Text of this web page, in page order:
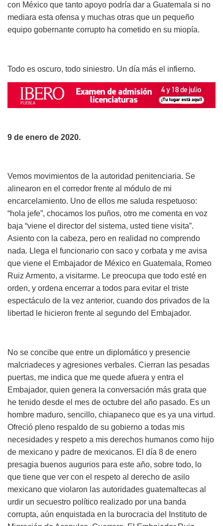
con México que tanto apoyo podría dar a Guatemala si no
mediara esta ofensa y muchas otras que un pequeño
equipo gobernante corrupto ha cometido en su miopía.
Todo es oscuro, todo siniestro. Un día más el infierno.
9 de enero de 2020.
Vemos movimientos de la autoridad penitenciaria. Se
alinearon en el corredor frente al módulo de mi
encarcelamiento. Uno de ellos me saluda respetuoso:
“hola jefe”, chocamos los puños, otro me comenta en voz
baja “viene el director del sistema, usted tiene visita”.
Asiento con la cabeza, pero en realidad no comprendo
nada. Llega el funcionario con saco y corbata y me avisa
que viene el Embajador de México en Guatemala, Romeo
Ruiz Armento, a visitarme. Le preocupa que todo esté en
orden, y ordena encerrar a todos para evitar el triste
espectáculo de la vez anterior, cuando dos privados de la
libertad le hicieron frente al segundo del Embajador.
No se concibe que entre un diplomático y presencie
malcriadeces y agresiones verbales. Cierran las pesadas
puertas, me indica que me quede afuera y entra el
Embajador, quien genera la conversación más grata que
he tenido desde el mes de octubre del año pasado. Es un
hombre maduro, sencillo, chiapaneco que es ya una virtud.
Ofreció pleno respaldo de su gobierno a todas mis
necesidades y respeto a mis derechos humanos como hijo
de mexicano y padre de mexicanos. El día 8 de enero
presagia buenos augurios para este año, sobre todo, lo
que tiene que ver con el respeto al derecho de asilo
mexicano que violaron las autoridades guatemaltecas al
urdir un secuestro político realizado por una banda
corrupta, aún enquistada en la burocracia del Instituto de